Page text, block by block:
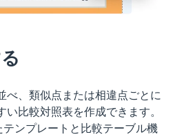
べ、類似点または相違点ごとに
比較対照表を作成できます。
ンプレートと比較テーブル機